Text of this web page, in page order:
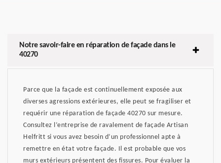
Notre savoir-faire en réparation de façade dans le
40270
Parce que la façade est continuellement exposée aux
diverses agressions extérieures, elle peut se fragiliser et
requérir une réparation de façade 40270 sur mesure.
Consultez l’entreprise de ravalement de façade Artisan
Helfritt si vous avez besoin d’un professionnel apte à
remettre en état votre façade. Il est probable que vos
murs extérieurs présentent des fissures. Pour évaluer la